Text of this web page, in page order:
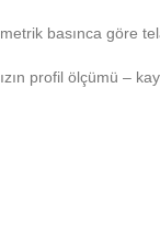
basınca göre
profil ölçümü –